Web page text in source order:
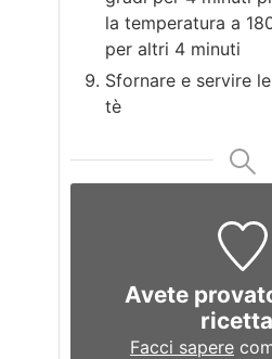
la temperatura a
per altri 4 minuti
Sfornare e servire
tè
Avete
Facci sapere